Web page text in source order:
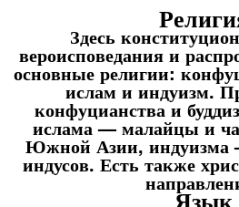
Здесь
вероисповедания и
основные религии:
ислам и индуизм.
конфуцианства и
ислама — малайцы и
Южной Азии, индуизма
индусов. Есть также
Язык